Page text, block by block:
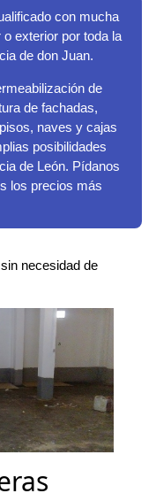
con mucha
exterior por toda la
de don Juan.
de
de fachadas,
naves y cajas
posibilidades
de León. Pídanos
los precios más
necesidad de